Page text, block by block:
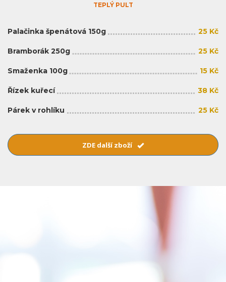
TEPLÝ PULT
Palačinka špenátová 150g 25 Kč
Bramborák 250g 25 Kč
Smaženka 100g 15 Kč
Řízek kuřecí 38 Kč
Párek v rohlíku 25 Kč
ZDE další zboží